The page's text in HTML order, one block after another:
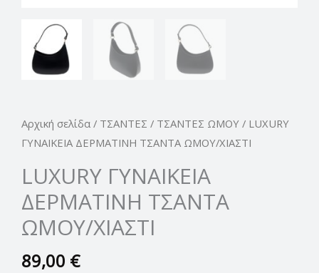
Αρχική σελίδα / ΤΣΑΝΤΕΣ / ΤΣΑΝΤΕΣ ΩΜΟΥ / LUXURY
ΓΥΝΑΙΚΕΙΑ ΔΕΡΜΑΤΙΝΗ ΤΣΑΝΤΑ ΩΜΟΥ/ΧΙΑΣΤΙ
LUXURY ΓΥΝΑΙΚΕΙΑ
ΔΕΡΜΑΤΙΝΗ ΤΣΑΝΤΑ
ΩΜΟΥ/ΧΙΑΣΤΙ
89,00 €